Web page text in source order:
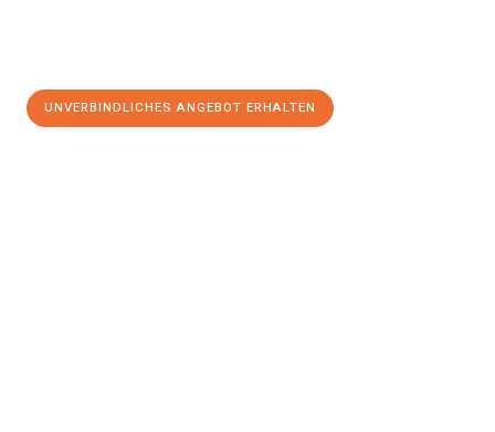
UNVERBINDLICHES ANGEBOT ERHALTEN